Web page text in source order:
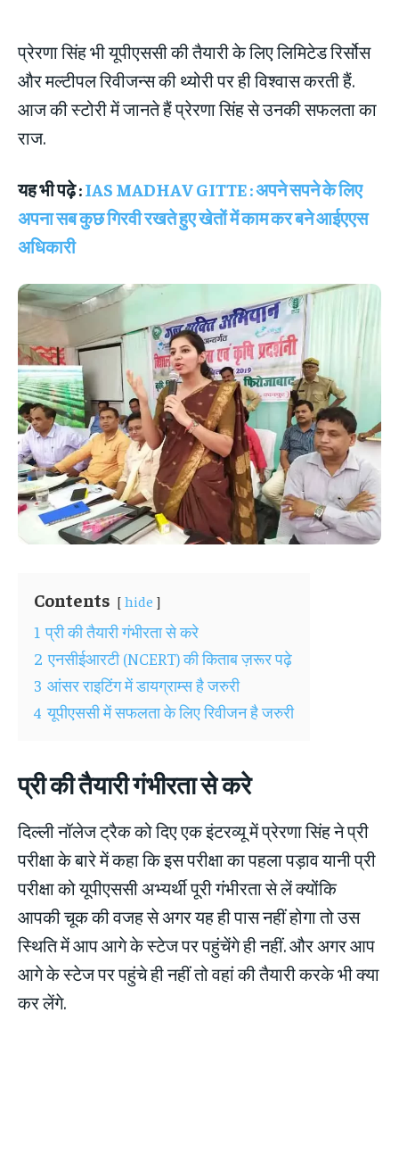
प्रेरणा सिंह भी यूपीएससी की तैयारी के लिए लिमिटेड रिर्सोस
और मल्टीपल रिवीजन्स की थ्योरी पर ही विश्वास करती हैं.
आज की स्टोरी में जानते हैं प्रेरणा सिंह से उनकी सफलता का
राज.
यह भी पढ़े :IAS MADHAV GITTE : अपने सपने के लिए
अपना सब कुछ गिरवी रखते हुए खेतों में काम कर बने आईएएस
अधिकारी
Contents hide
1 प्री की तैयारी गंभीरता से करे
2 एनसीईआरटी (NCERT) की किताब ज़रूर पढ़े
3 आंसर राइटिंग में डायग्राम्स है जरुरी
4 यूपीएससी में सफलता के लिए रिवीजन है जरुरी
प्री की तैयारी गंभीरता से करे
दिल्ली नॉलेज ट्रैक को दिए एक इंटरव्यू में प्रेरणा सिंह ने प्री
परीक्षा के बारे में कहा कि इस परीक्षा का पहला पड़ाव यानी प्री
परीक्षा को यूपीएससी अभ्यर्थी पूरी गंभीरता से लें क्योंकि
आपकी चूक की वजह से अगर यह ही पास नहीं होगा तो उस
स्थिति में आप आगे के स्टेज पर पहुंचेंगे ही नहीं. और अगर आप
आगे के स्टेज पर पहुंचे ही नहीं तो वहां की तैयारी करके भी क्या
कर लेंगे.